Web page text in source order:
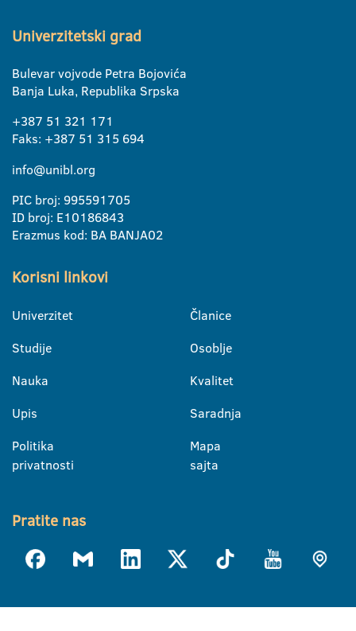
Univerzitetski grad
Bulevar vojvode Petra Bojovića
Banja Luka, Republika Srpska
+387 51 321 171
Faks: +387 51 315 694
info@unibl.org
PIC broj: 995591705
ID broj: E10186843
Erazmus kod: BA BANJA02
Korisni linkovi
Univerzitet
Studije
Nauka
Upis
Politika
privatnosti
Članice
Osoblje
Kvalitet
Saradnja
Mapa
sajta
Pratite nas